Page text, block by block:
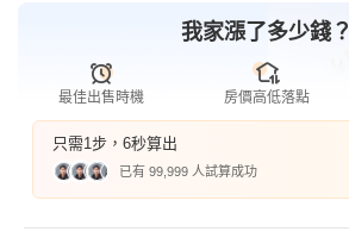
我家漲了多少錢？
最佳出售時機 房價高低落點
只需1步，6秒算出
已有 99,999 人試算成功